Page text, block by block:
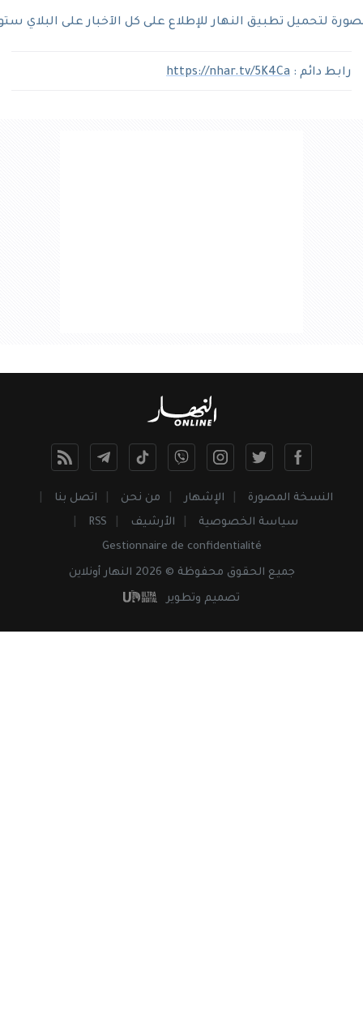
لتحميل تطبيق النهار للإطلاع على كل الآخبار على البلاي
رابط دائم : https://nhar.tv/5K4Ca
النسخة المصورة الإشهار من نحن
اتصل بنا
سياسة الخصوصية
الأرشيف
RSS
Gestionnaire de confidentialité
جميع الحقوق محفوظة © 2026 النهار أونلاين
تصميم وتطوير